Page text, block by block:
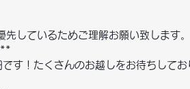
しているためご理解お願い致します。
す！たくさんのお越しをお待ちしてお